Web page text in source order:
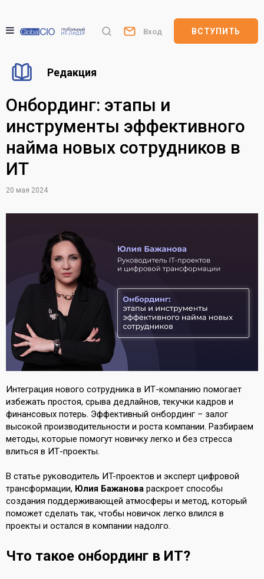
Вход ВСТУПИТЬ
Редакция
Онбординг: этапы и
инструменты эффективного
найма новых сотрудников в
ИТ
20 мая 2024
Интеграция нового сотрудника в ИТ-компанию помогает
избежать простоя, срыва дедлайнов, текучки кадров и
финансовых потерь. Эффективный онбординг – залог
высокой производительности и роста компании. Разбираем
методы, которые помогут новичку легко и без стресса
влиться в ИТ-проекты.
В статье руководитель ИT-проектов и эксперт цифровой
трансформации, Юлия Бажанова раскроет способы
создания поддерживающей атмосферы и метод, который
поможет сделать так, чтобы новичок легко влился в
проекты и остался в компании надолго.
Что такое онбординг в ИT?